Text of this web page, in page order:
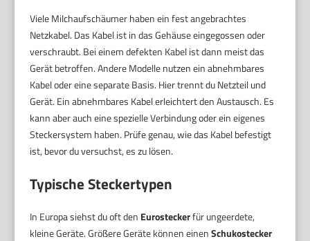
Viele Milchaufschäumer haben ein fest angebrachtes
Netzkabel. Das Kabel ist in das Gehäuse eingegossen oder
verschraubt. Bei einem defekten Kabel ist dann meist das
Gerät betroffen. Andere Modelle nutzen ein abnehmbares
Kabel oder eine separate Basis. Hier trennt du Netzteil und
Gerät. Ein abnehmbares Kabel erleichtert den Austausch. Es
kann aber auch eine spezielle Verbindung oder ein eigenes
Steckersystem haben. Prüfe genau, wie das Kabel befestigt
ist, bevor du versuchst, es zu lösen.
Typische Steckertypen
In Europa siehst du oft den Eurosteckerfür ungeerdete,
kleine Geräte. Größere Geräte können einenSchukostecker